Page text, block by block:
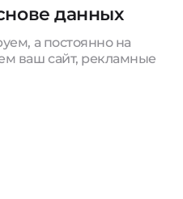
данных
а постоянно на
ваш сайт, рекламные